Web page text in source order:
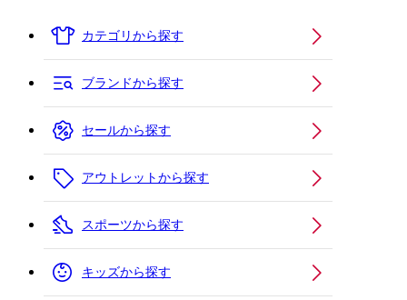
カテゴリから探す
ブランドから探す
セールから探す
アウトレットから探す
スポーツから探す
キッズから探す